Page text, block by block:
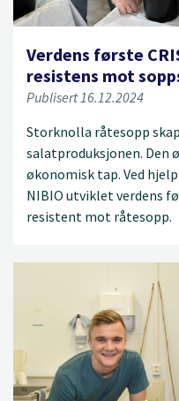
Verdens første
resistens mot
Publisert 16.12.2024
Storknolla råtesopp
salatproduksjonen. Den
økonomisk tap. Ved
NIBIO utviklet verdens
resistent mot råtesopp.